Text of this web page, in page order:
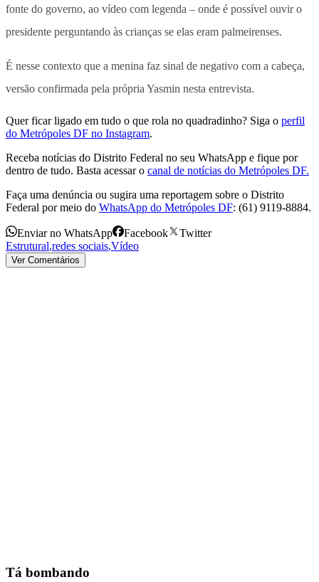
fonte do governo, ao vídeo com legenda – onde é possível ouvir o
presidente perguntando às crianças se elas eram palmeirenses.
É nesse contexto que a menina faz sinal de negativo com a cabeça,
versão confirmada pela própria Yasmin nesta entrevista.
Quer ficar ligado em tudo o que rola no quadradinho? Siga o perfil
do Metrópoles DF no Instagram.
Receba notícias do Distrito Federal no seu WhatsApp e fique por
dentro de tudo. Basta acessar o canal de notícias do Metrópoles DF.
Faça uma denúncia ou sugira uma reportagem sobre o Distrito
Federal por meio do WhatsApp do Metrópoles DF: (61) 9119-8884.
Enviar no WhatsApp Facebook
Twitter
Estrutural,redes sociais,Vídeo
Ver Comentários
Tá bombando